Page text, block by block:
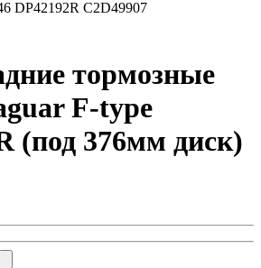
DP42192R C2D49907
тормозные
F-type
(под 376мм диск)